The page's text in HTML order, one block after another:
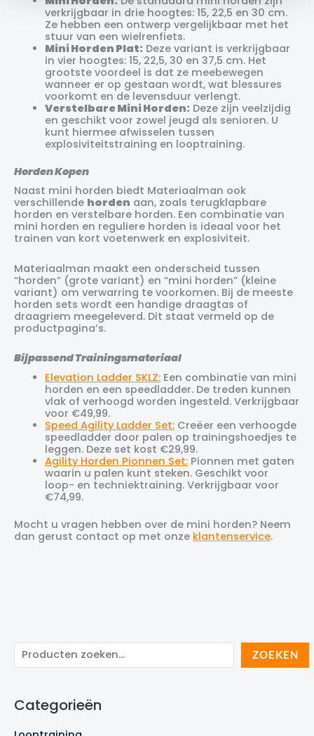
o
k
e
ZOEKEN
Categorieën
verkrijgbaar in drie hoogtes: 15, 22,5 en 30 cm.
Ze hebben een ontwerp vergelijkbaar met het
stuur van een wielrenfiets.
Mini Horden Plat:Deze variant is verkrijgbaar
in vier hoogtes: 15, 22,5, 30 en 37,5 cm. Het
grootste voordeel is dat ze meebewegen
wanneer er op gestaan wordt, wat blessures
voorkomt en de levensduur verlengt.
Verstelbare Mini Horden:Deze zijn veelzijdig
en geschikt voor zowel jeugd als senioren. U
kunt hiermee afwisselen tussen
explosiviteitstraining en looptraining.
Horden Kopen
Naast mini horden biedt Materiaalman ook
verschillende horden aan, zoals terugklapbare
horden en verstelbare horden. Een combinatie van
mini horden en reguliere horden is ideaal voor het
trainen van kort voetenwerk en explosiviteit.
Materiaalman maakt een onderscheid tussen
“horden” (grote variant) en “mini horden” (kleine
variant) om verwarring te voorkomen. Bij de meeste
horden sets wordt een handige draagtas of
draagriem meegeleverd. Dit staat vermeld op de
productpagina’s.
Bijpassend Trainingsmateriaal
Elevation Ladder SKLZ:Een combinatie van mini
horden en een speedladder. De treden kunnen
vlak of verhoogd worden ingesteld. Verkrijgbaar
voor €49,99.
Speed Agility Ladder Set:Creëer een verhoogde
speedladder door palen op trainingshoedjes te
leggen. Deze set kost €29,99.
Agility Horden Pionnen Set:Pionnen met gaten
waarin u palen kunt steken. Geschikt voor
loop- en techniektraining. Verkrijgbaar voor
€74,99.
Mocht u vragen hebben over de mini horden? Neem
dan gerust contact op met onze klantenservice.